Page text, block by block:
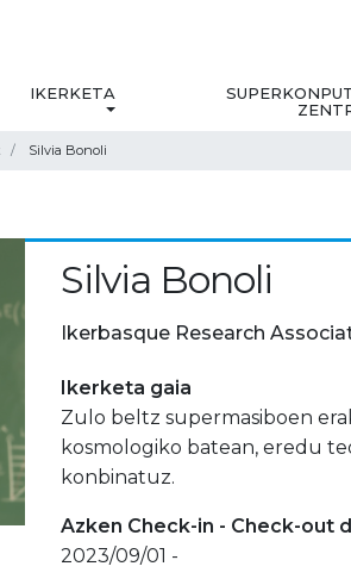
IKERKETA
Silvia Bonoli
Silvia Bonoli
Ikerbasque Research
Ikerketa gaia
Zulo beltz supermasiboen
kosmologiko batean, eredu
konbinatuz.
Azken Check-in - Check-out
2023/09/01 -